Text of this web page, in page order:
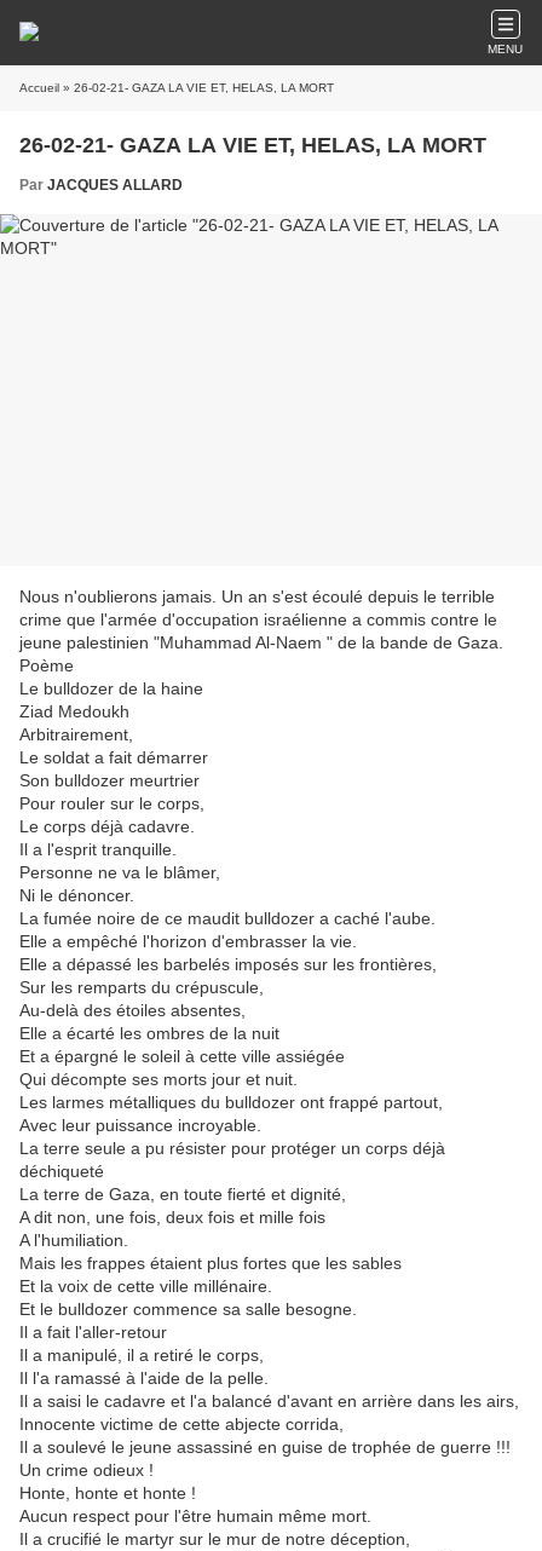
MENU
Accueil » 26-02-21- GAZA LA VIE ET, HELAS, LA MORT
26-02-21- GAZA LA VIE ET, HELAS, LA MORT
Par JACQUES ALLARD
Nous n'oublierons jamais. Un an s'est écoulé depuis le terrible
crime que l'armée d'occupation israélienne a commis contre le
jeune palestinien "Muhammad Al-Naem " de la bande de Gaza.
Poème
Le bulldozer de la haine
Ziad Medoukh
Arbitrairement,
Le soldat a fait démarrer
Son bulldozer meurtrier
Pour rouler sur le corps,
Le corps déjà cadavre.
Il a l'esprit tranquille.
Personne ne va le blâmer,
Ni le dénoncer.
La fumée noire de ce maudit bulldozer a caché l'aube.
Elle a empêché l'horizon d'embrasser la vie.
Elle a dépassé les barbelés imposés sur les frontières,
Sur les remparts du crépuscule,
Au-delà des étoiles absentes,
Elle a écarté les ombres de la nuit
Et a épargné le soleil à cette ville assiégée
Qui décompte ses morts jour et nuit.
Les larmes métalliques du bulldozer ont frappé partout,
Avec leur puissance incroyable.
La terre seule a pu résister pour protéger un corps déjà
déchiqueté
La terre de Gaza, en toute fierté et dignité,
A dit non, une fois, deux fois et mille fois
A l'humiliation.
Mais les frappes étaient plus fortes que les sables
Et la voix de cette ville millénaire.
Et le bulldozer commence sa salle besogne.
Il a fait l'aller-retour
Il a manipulé, il a retiré le corps,
Il l'a ramassé à l'aide de la pelle.
Il a saisi le cadavre et l'a balancé d'avant en arrière dans les airs,
Innocente victime de cette abjecte corrida,
Il a soulevé le jeune assassiné en guise de trophée de guerre !!!
Un crime odieux !
Honte, honte et honte !
Aucun respect pour l'être humain même mort.
Il a crucifié le martyr sur le mur de notre déception,